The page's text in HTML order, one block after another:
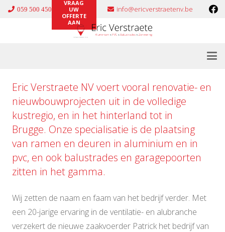
059 500 450
VRAAG
UW
OFFERTE
AAN
info@ericverstraetenv.be
Eric Verstraete NV voert vooral renovatie- en
nieuwbouwprojecten uit in de volledige
kustregio, en in het hinterland tot in
Brugge. Onze specialisatie is de plaatsing
van ramen en deuren in aluminium en in
pvc, en ook balustrades en garagepoorten
zitten in het gamma.
Wij zetten de naam en faam van het bedrijf verder. Met
een 20-jarige ervaring in de ventilatie- en alubranche
verzekert de nieuwe zaakvoerder Patrick het bedrijf van